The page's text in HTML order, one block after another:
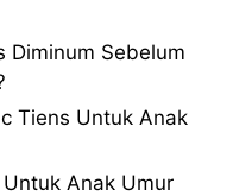
Diminum Sebelum
Tiens Untuk Anak
Anak Umur